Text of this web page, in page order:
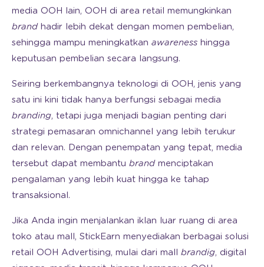
media OOH lain, OOH di area retail memungkinkan
brand hadir lebih dekat dengan momen pembelian,
sehingga mampu meningkatkan awareness hingga
keputusan pembelian secara langsung.
Seiring berkembangnya teknologi di OOH, jenis yang
satu ini kini tidak hanya berfungsi sebagai media
branding, tetapi juga menjadi bagian penting dari
strategi pemasaran omnichannel yang lebih terukur
dan relevan. Dengan penempatan yang tepat, media
tersebut dapat membantu brand menciptakan
pengalaman yang lebih kuat hingga ke tahap
transaksional.
Jika Anda ingin menjalankan iklan luar ruang di area
toko atau mall, StickEarn menyediakan berbagai solusi
retail OOH Advertising, mulai dari mall brandig, digital